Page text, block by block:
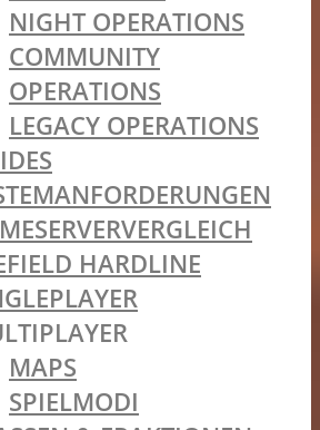
NIGHT OPERATIONS
COMMUNITY
OPERATIONS
LEGACY OPERATIONS
HARDLINE
MAPS
SPIELMODI